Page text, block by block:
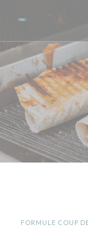
FORMULE COUP